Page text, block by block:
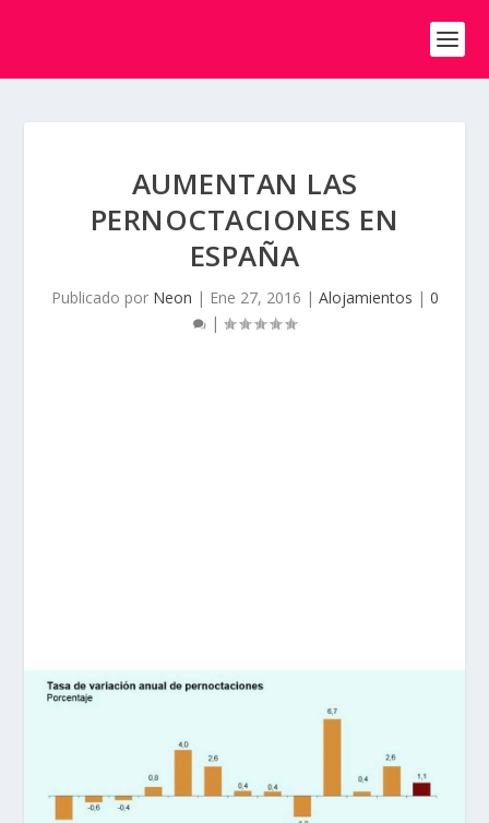
AUMENTAN LAS
PERNOCTACIONES EN
ESPAÑA
Publicado por Neon | Ene 27, 2016 | Alojamientos | 0
|